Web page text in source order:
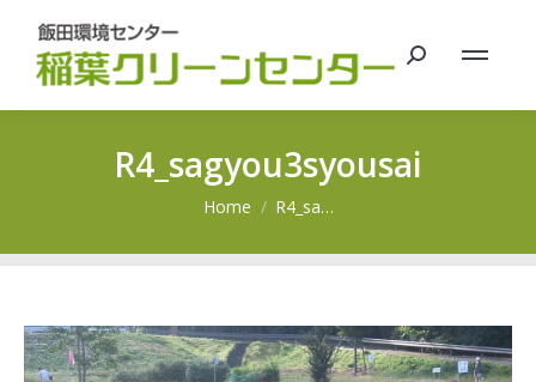
Search:
R4_sagyou3syousai
You are here:
Home R4_sa…